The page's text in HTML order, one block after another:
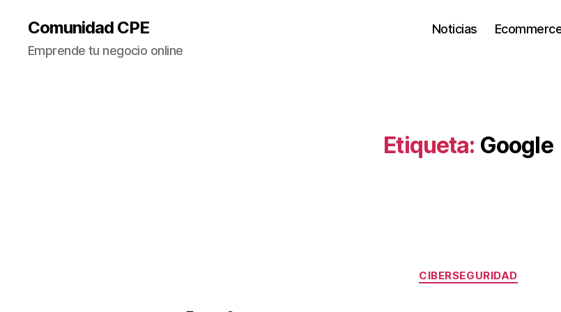
Comunidad CPE
Emprende tu negocio online
Noticias
Etiqueta: Google
Categorías
CIBERSEGURIDAD